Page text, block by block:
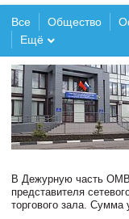
Все Общество
Ещё
В Дежурную часть
представителя
торгового зала. Сумма